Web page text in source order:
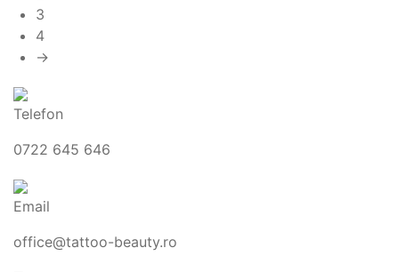
3
4
→
Telefon
0722 645 646
Email
office@tattoo-beauty.ro